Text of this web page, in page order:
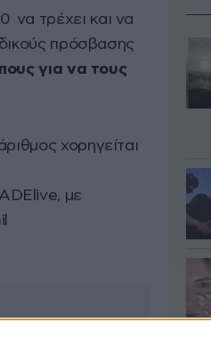
τρέχει και να
πρόσβασης
για να τους
χορηγείται
με